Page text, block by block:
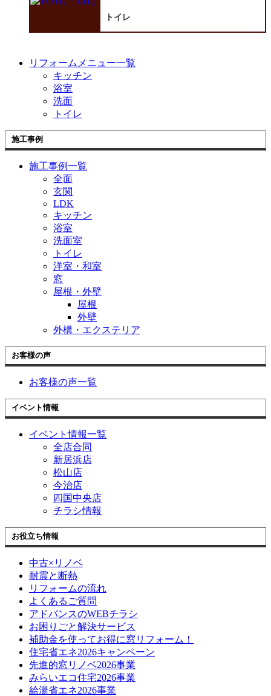
トイレ
リフォームメニュー一覧
キッチン
浴室
洗面
トイレ
施工事例
施工事例一覧
全面
玄関
LDK
キッチン
浴室
洗面室
トイレ
洋室・和室
窓
屋根・外壁
屋根
外壁
外構・エクステリア
お客様の声
お客様の声一覧
イベント情報
イベント情報一覧
全店合同
新居浜店
松山店
今治店
四国中央店
チラシ情報
お役立ち情報
中古×リノベ
耐震と断熱
リフォームの流れ
よくあるご質問
アドバンスのWEBチラシ
お困りごと解決サービス
補助金を使ってお得に窓リフォーム！
住宅省エネ2026キャンペーン
先進的窓リノベ2026事業
みらいエコ住宅2026事業
給湯省エネ2026事業